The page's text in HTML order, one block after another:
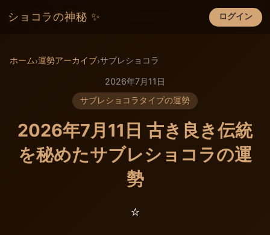
ショコラの神秘 ✨ ログイン
×
ホーム›運勢アーカイブ›サブレショコラ
2026年7月11日
サブレショコラタイプの運勢
2026年7月11日 古き良き伝統
を秘めたサブレショコラの運
勢
⭐️